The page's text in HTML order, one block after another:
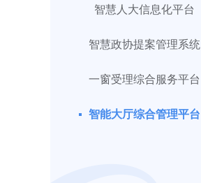
智慧人大信息化平台
智慧政协提案管理系统
一窗受理综合服务平台
智能大厅综合管理平台